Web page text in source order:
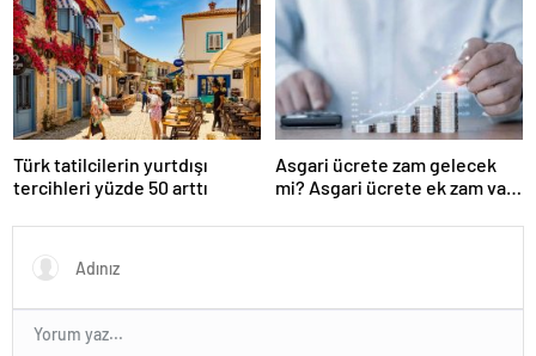
Türk tatilcilerin yurtdışı
tercihleri yüzde 50 arttı
Asgari ücrete zam gelecek
mi? Asgari ücrete ek zam var